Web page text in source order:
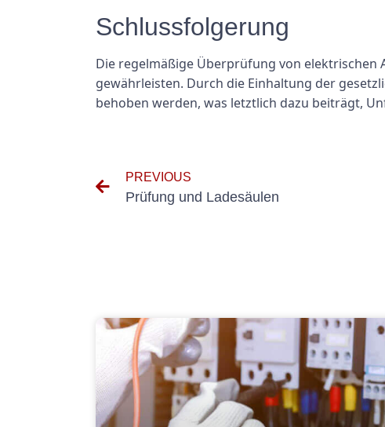
Schlussfolgerung
Die regelmäßige Überprüfung von elektrischen
gewährleisten. Durch die Einhaltung der
behoben werden, was letztlich dazu beiträgt,
PREVIOUS
Prüfung und Ladesäulen